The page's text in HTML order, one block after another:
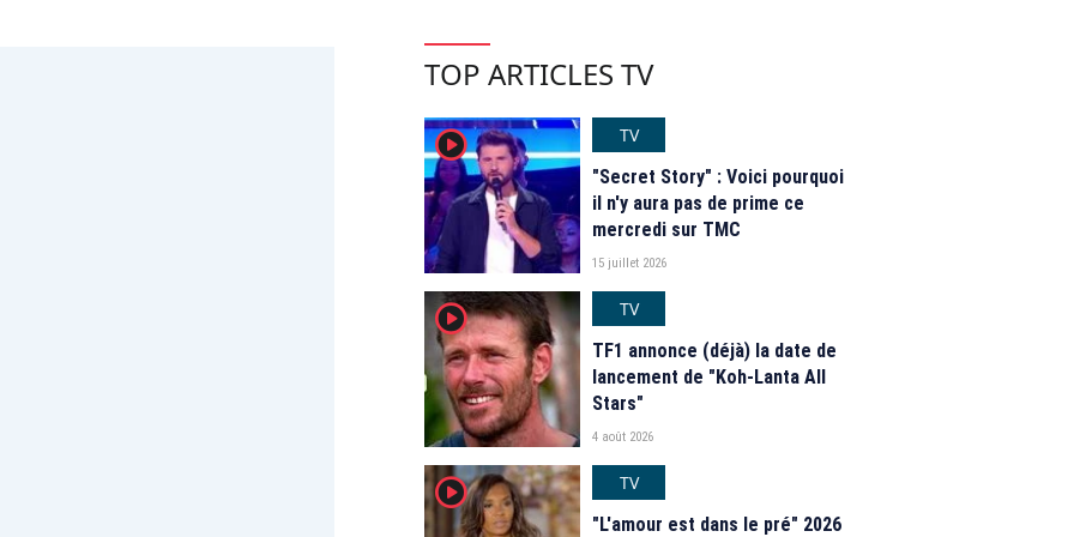
TOP ARTICLES TV
player2
TV
"Secret Story" : Voici pourquoi
il n'y aura pas de prime ce
mercredi sur TMC
15 juillet 2026
player2
TV
TF1 annonce (déjà) la date de
lancement de "Koh-Lanta All
Stars"
4 août 2026
player2
TV
"L'amour est dans le pré" 2026